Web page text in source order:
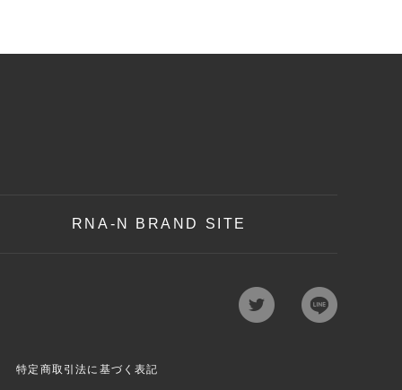
RNA-N BRAND SITE
特定商取引法に基づく表記